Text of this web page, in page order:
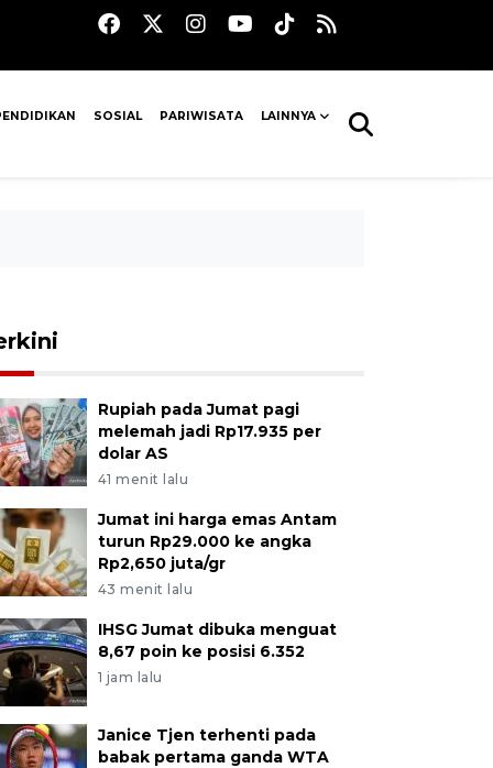
SOSIAL PARIWISATA LAINNYA
Rupiah pada Jumat pagi
melemah jadi Rp17.935 per
dolar AS
41 menit lalu
Jumat ini harga emas Antam
turun Rp29.000 ke angka
Rp2,650 juta/gr
43 menit lalu
IHSG Jumat dibuka menguat
8,67 poin ke posisi 6.352
1 jam lalu
Janice Tjen terhenti pada
babak pertama ganda WTA